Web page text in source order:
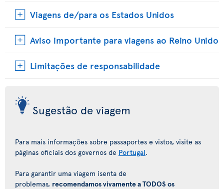
Viagens de/para os Estados Unidos
Aviso importante para viagens ao Reino Unido
Limitações de responsabilidade
Sugestão de viagem
Para mais informações sobre passaportes e vistos, visite as
páginas oficiais dos governos de Portugal.
Para garantir uma viagem isenta de
problemas, recomendamos vivamente a TODOS os